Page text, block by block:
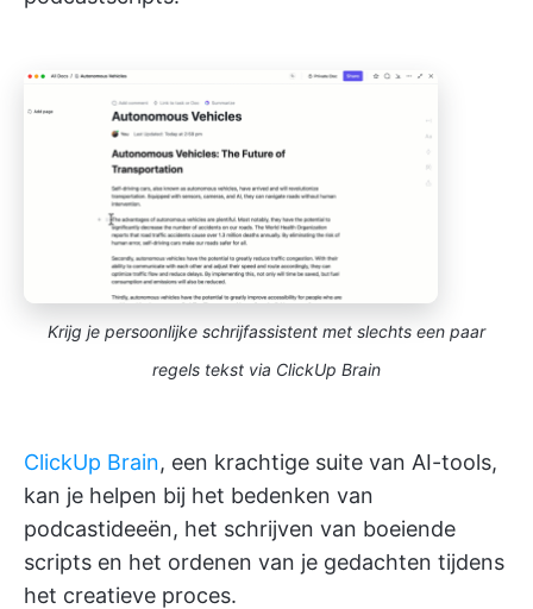
Krijg je persoonlijke schrijfassistent met slechts een paar
regels tekst via ClickUp Brain
ClickUp Brain, een krachtige suite van AI-tools,
kan je helpen bij het bedenken van
podcastideeën, het schrijven van boeiende
scripts en het ordenen van je gedachten tijdens
het creatieve proces.